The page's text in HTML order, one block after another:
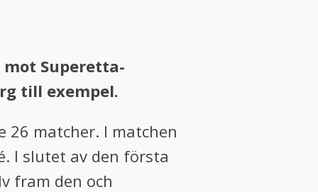
Superetta-
till exempel.
26 matcher. I matchen
I slutet av den första
fram den och